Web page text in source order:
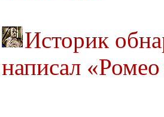
Историк
написал